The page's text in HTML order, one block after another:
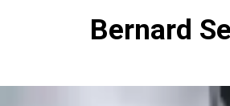
Bernard